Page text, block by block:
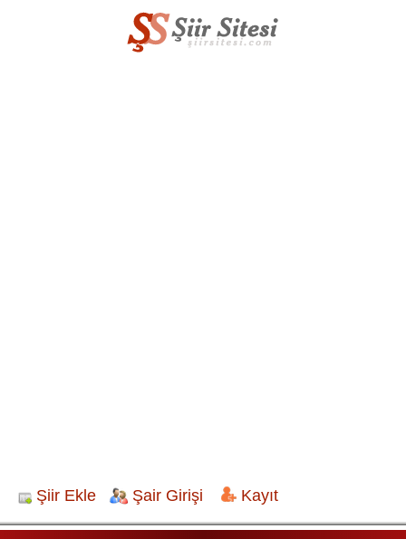
Şiir Ekle Şair Girişi Kayıt